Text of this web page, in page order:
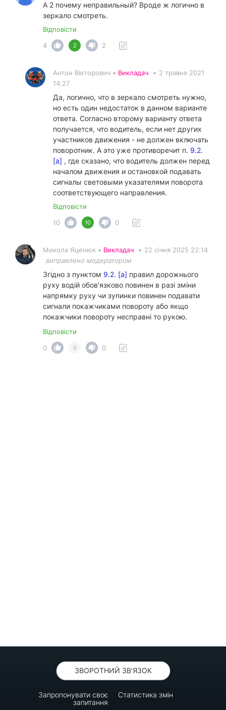
А 2 почему неправильный? Вроде ж логично в
зеркало смотреть.
Відповісти
4
2 2
Антон Вікторович • Викладач • 2 травня 2021
14:27
Да, логично, что в зеркало смотреть нужно,
но есть один недостаток в данном варианте
ответа. Согласно второму варианту ответа
получается, что водитель, если нет других
участников движения - не должен включать
поворотник. А это уже противоречит п. 9.2.
[а] , где сказано, что водитель должен перед
началом движения и остановкой подавать
сигналы световыми указателями поворота
соответствующего направления.
Відповісти
10
10 0
Микола Яценюк • Викладач • 22 січня 2025 22:14
виправлено модератором
Згідно з пунктом 9.2. [а] правил дорожнього
руху водій обов'язково повинен в разі зміни
напрямку руху чи зупинки повинен подавати
сигнали покажчиками повороту або якщо
покажчики повороту несправні то рукою.
Відповісти
0
0 0
ЗВОРОТНИЙ ЗВ'ЯЗОК
Запропонувати своє
запитання
Статистика змін